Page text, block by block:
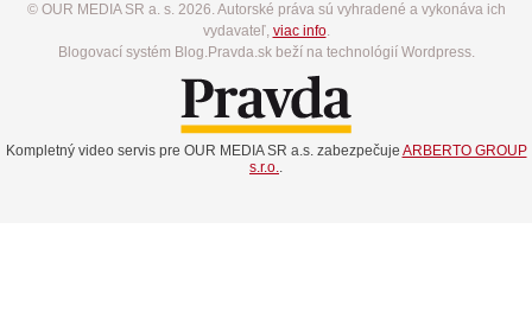
© OUR MEDIA SR a. s. 2026. Autorské práva sú vyhradené a vykonáva ich
vydavateľ, viac info.
Blogovací systém Blog.Pravda.sk beží na technológií Wordpress.
Kompletný video servis pre OUR MEDIA SR a.s. zabezpečuje ARBERTO GROUP
s.r.o..